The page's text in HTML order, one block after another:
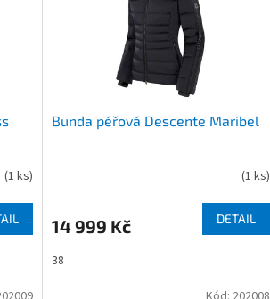
(1 ks)
Bunda péřová Descente Maribel
(1 ks)
14 999 Kč DETAIL
38